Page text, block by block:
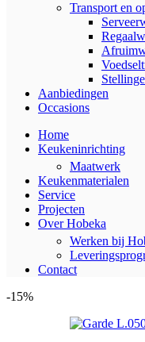
Transport en
Aanbiedingen
Occasions
Home
Keukeninrichting
Maatwerk
Keukenmaterialen
Service
Projecten
Over Hobeka
Werken bij
Contact
-15%